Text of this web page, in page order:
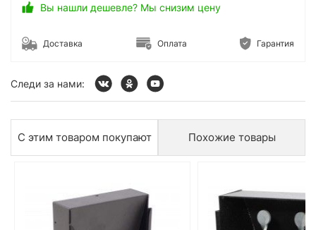
Вы нашли дешевле? Мы снизим цену
Доставка Оплата Гарантия
Следи за нами:
С этим товаром покупают Похожие товары